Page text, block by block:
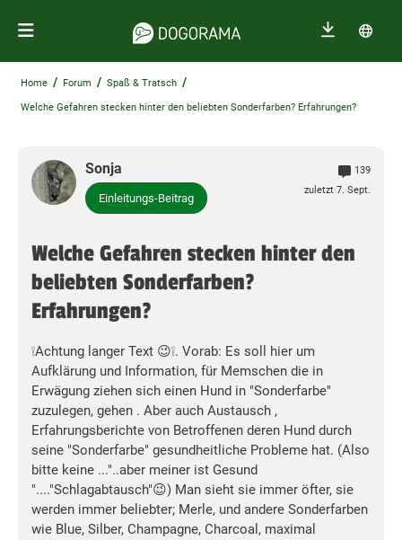
Home / Forum / Spaß & Tratsch /
Welche Gefahren stecken hinter den beliebten Sonderfarben? Erfahrungen?
Sonja
Einleitungs-Beitrag
139
zuletzt 7. Sept.
Welche Gefahren stecken hinter den
beliebten Sonderfarben?
Erfahrungen?
❕️Achtung langer Text 😉❕️. Vorab: Es soll hier um
Aufklärung und Information, für Memschen die in
Erwägung ziehen sich einen Hund in "Sonderfarbe"
zuzulegen, gehen . Aber auch Austausch ,
Erfahrungsberichte von Betroffenen deren Hund durch
seine "Sonderfarbe" gesundheitliche Probleme hat. (Also
bitte keine ..."..aber meiner ist Gesund
"...."Schlagabtausch"😉) Man sieht sie immer öfter, sie
werden immer beliebter; Merle, und andere Sonderfarben
wie Blue, Silber, Champagne, Charcoal, maximal